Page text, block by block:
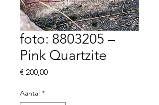
foto: 8803205 –
Pink Quartzite
€ 200,00Prijs
Aantal *